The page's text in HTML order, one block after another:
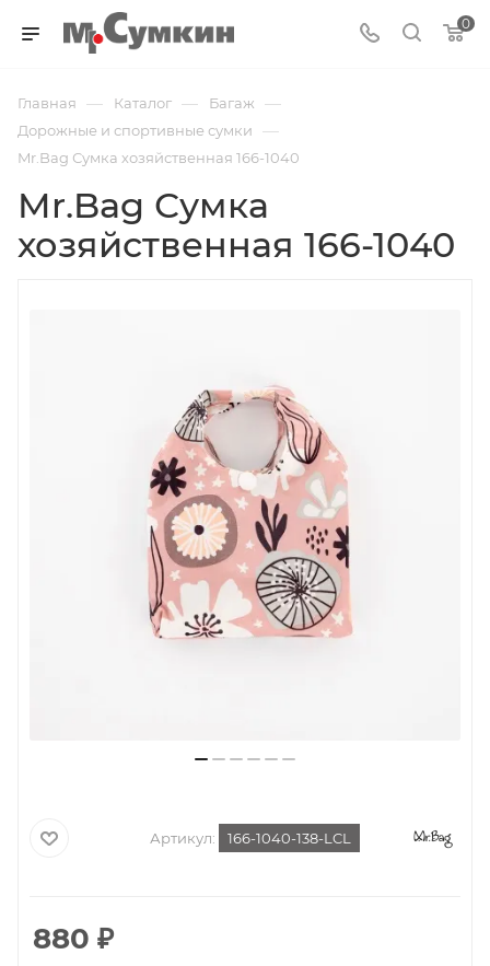
0
Главная — Каталог — Багаж —
Дорожные и спортивные сумки —
Mr.Bag Сумка хозяйственная 166-1040
Mr.Bag Сумка
хозяйственная 166-1040
Артикул: 166-1040-138-LCL
880 ₽